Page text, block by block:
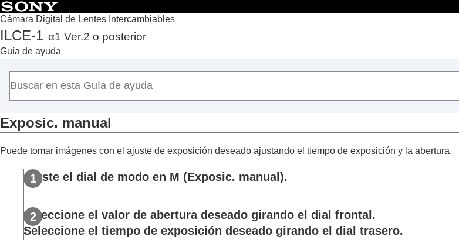
Cámara Digital de Lentes Intercambiables
ILCE-1 α1 Ver.2 o posterior
Guía de ayuda
Principio
Cómo utilizar la “Guía de ayuda”
Notas sobre la utilización de la cámara
Comprobación de la cámara y los elementos suministrados
Operaciones básicas
Búsqueda de funciones desde MENU
Utilización de las funciones de toma de imágenes
Contenido de este capítulo
Auto. inteligente
Programa auto.
Exposic. manual
Puede tomar imágenes con el ajuste de exposición deseado ajustando el tiempo de exposición y la abertura.
Ajuste el dial de modo en M (Exposic. manual).
Seleccione el valor de abertura deseado girando el dial frontal.
Seleccione el tiempo de exposición deseado girando el dial trasero.